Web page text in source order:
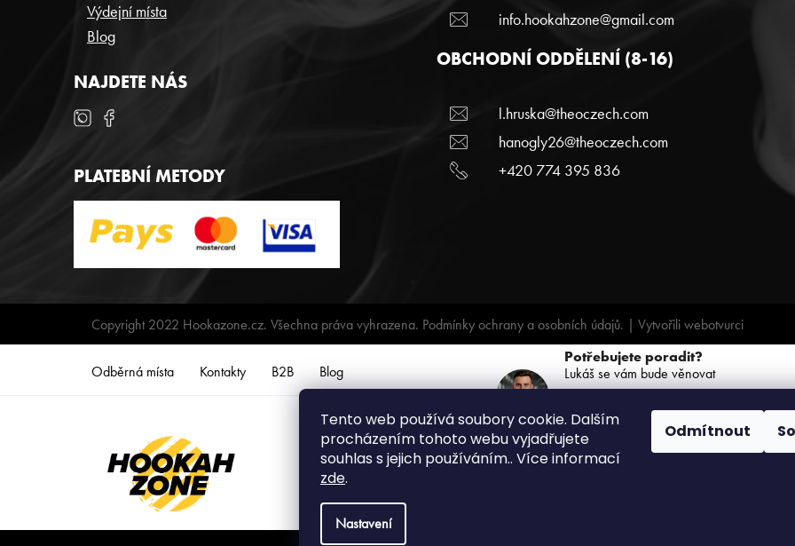
Tento web používá soubory cookie. Dalším
procházením tohoto webu vyjadřujete
souhlas s jejich používáním.. Více informací
zde.
Nastavení
Odmítnout
Výdejní místa
Blog
NAJDETE NÁS
PLATEBNÍ METODY
info.hookahzone@gmail.com
OBCHODNÍ ODDĚLENÍ (8-16)
l.hruska@theoczech.com
hanogly26@theoczech.com
+420 774 395 836
Copyright 2022 Hookazone.cz. Všechna práva vyhrazena. Podmínky ochrany a osobních údajů. | Vytvořiliwebotvurci
Odběrná místa Kontakty B2B Blog
Potřebujete poradit?
Lukáš se vám bude věnovat
(PO-PÁ: 8:00 - 16:00)